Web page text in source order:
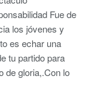
Fue de
los jóvenes y
es echar una
tu partido para
de gloria,.Con lo